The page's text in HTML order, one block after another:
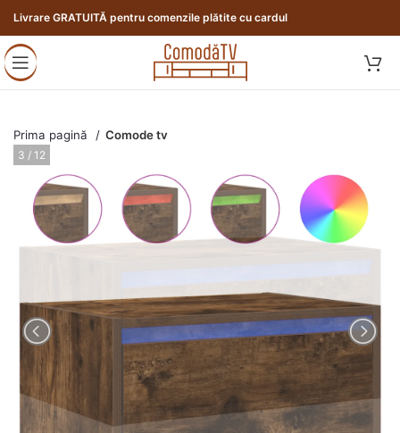
Livrare GRATUITĂ pentru comenzile plătite cu cardul
Prima pagină Comode tv
3 / 12